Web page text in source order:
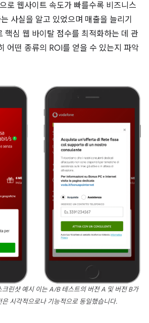
로 웹사이트 속도가 빠를수록 비즈니스
사실을 알고 있었으며 매출을 늘리기
핵심 웹 바이탈 점수를 최적화하는 데 관
어떤 종류의 ROI를 얻을 수 있는지 파악
린샷 예시 이는 A/B 테스트의 버전 A 및 버전 B가
은 시각적으로나 기능적으로 동일했습니다.